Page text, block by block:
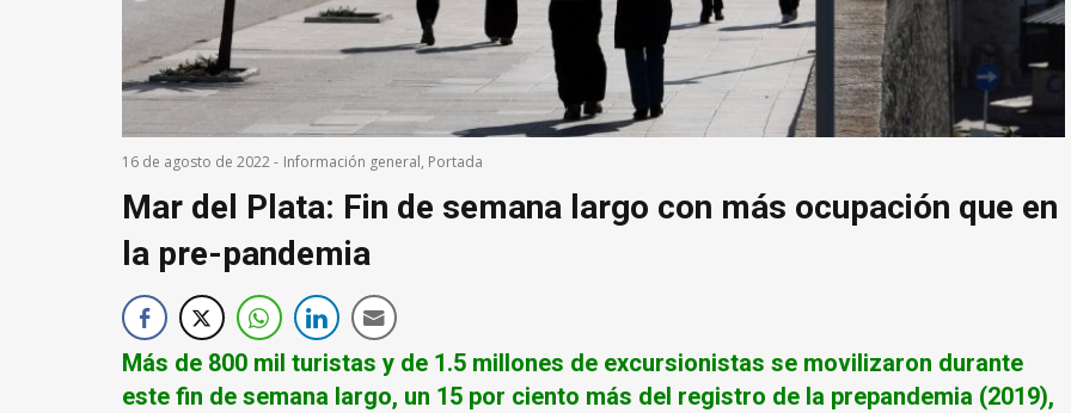
16 de agosto de 2022- Información general, Portada
Mar del Plata: Fin de semana largo con más ocupación que en
la pre-pandemia
Más de 800 mil turistas y de 1.5 millones de excursionistas se movilizaron durante
este fin de semana largo, un 15 por ciento más del registro de la prepandemia (2019),